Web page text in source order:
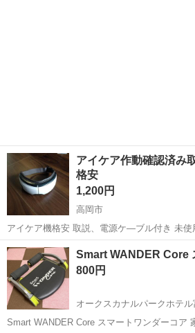
アイケア作動確認済み
格安
1,200円
高岡市
アイケア機格安 取説、電源ケ―ブル付き 未使
Bluetooth接続や、音声ガイダンス付き。 疲れ
か？
富山 高岡市
Smart WANDER Core
800円
オークスカナルパークホテル
Smart WANDER Core スマートワンダーコア 家族で使用しておりまし